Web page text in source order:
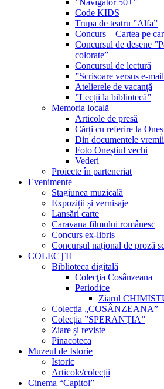
”Navigator 50+”
Code KIDS
Trupa de teatru ”Alfa”
Concurs – Cartea pe
Concursul de desene
colorate”
Concursul de lectură
”Scrisoare versus e-
Atelierele de vacanță
”Lecții la bibliotecă”
Memoria locală
Articole de presă
Cărți cu referire la
Din documentele vremii
Foto Oneștiul vechi
Vederi
Proiecte în parteneriat
Evenimente
Stagiunea muzicală
Expoziții și vernisaje
Lansări carte
Caravana filmului românesc
Concurs ex-libris
Concursul național de proză
COLECŢII
Biblioteca digitală
Colecţia Cosânzeana
Periodice
Ziarul
Colecția „COSÂNZEANA”
Colecția ”SPERANȚIA”
Ziare și reviste
Pinacoteca
Muzeul de Istorie
Istoric
Articole/colecții
Cinema “Capitol”